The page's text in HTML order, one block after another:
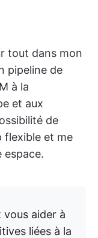
tout dans mon
pipeline de
à la
et aux
de
flexible et me
espace.
aider à
liées à la